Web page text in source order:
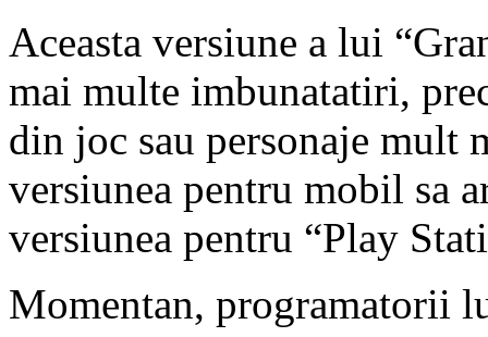
Aceasta versiune a lui
mai multe imbunatatiri,
din joc sau personaje mult
versiunea pentru mobil sa
versiunea pentru “Play
Momentan, programatorii